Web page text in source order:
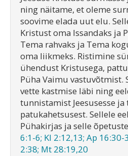
ning näitame, et oleme
soovime elada uut elu.
Kristust oma Issandaks ja
Tema rahvaks ja Tema
oma liikmeks. Ristimine
ühendust Kristusega,
Püha Vaimu vastuvõtmist.
vette kastmise läbi ning
tunnistamist Jeesusesse
patukahetsusest. Sellele
Pühakirjas ja selle
6:1-6; Kl 2:12,13; Ap 16:30-
2:38; Mt 28:19,20